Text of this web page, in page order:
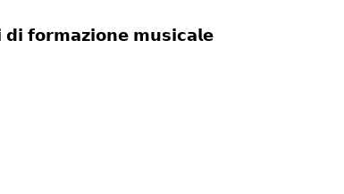
𝗳𝗼𝗿𝗺𝗮𝘇𝗶𝗼𝗻𝗲 𝗺𝘂𝘀𝗶𝗰𝗮𝗹𝗲